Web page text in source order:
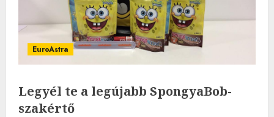
EuroAstra
Legyél te a legújabb SpongyaBob-
szakértő